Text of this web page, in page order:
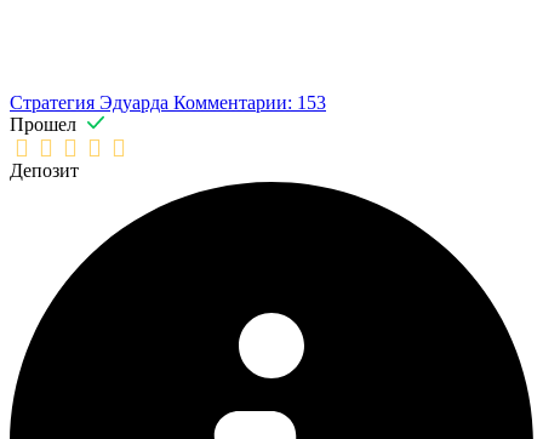
Стратегия Эдуарда Комментарии: 153
Прошел
Депозит